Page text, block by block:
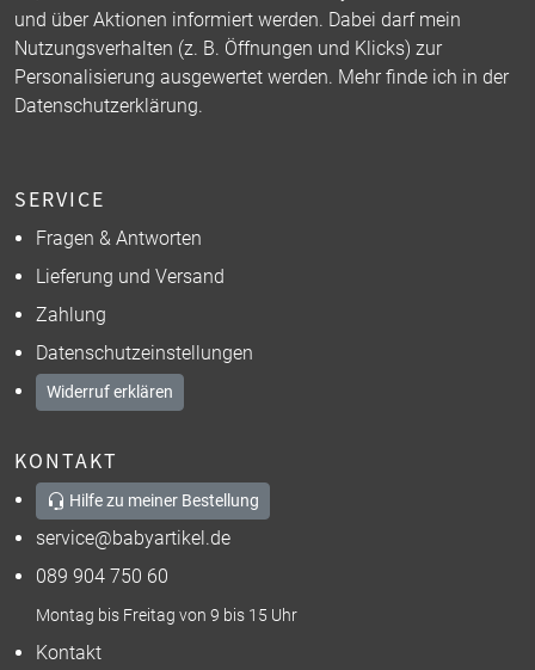
und über Aktionen informiert werden. Dabei darf mein
Nutzungsverhalten (z. B. Öffnungen und Klicks) zur
Personalisierung ausgewertet werden. Mehr finde ich in der
Datenschutzerklärung.
SERVICE
Fragen & Antworten
Lieferung und Versand
Zahlung
Datenschutzeinstellungen
Widerruf erklären
KONTAKT
Hilfe zu meiner Bestellung
service@babyartikel.de
089 904 750 60
Montag bis Freitag von 9 bis 15 Uhr
Kontakt